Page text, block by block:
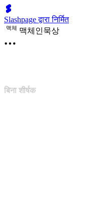
Slashpage द्वारा निर्मित
맥체 맥체인묵상
बिना शीर्षक